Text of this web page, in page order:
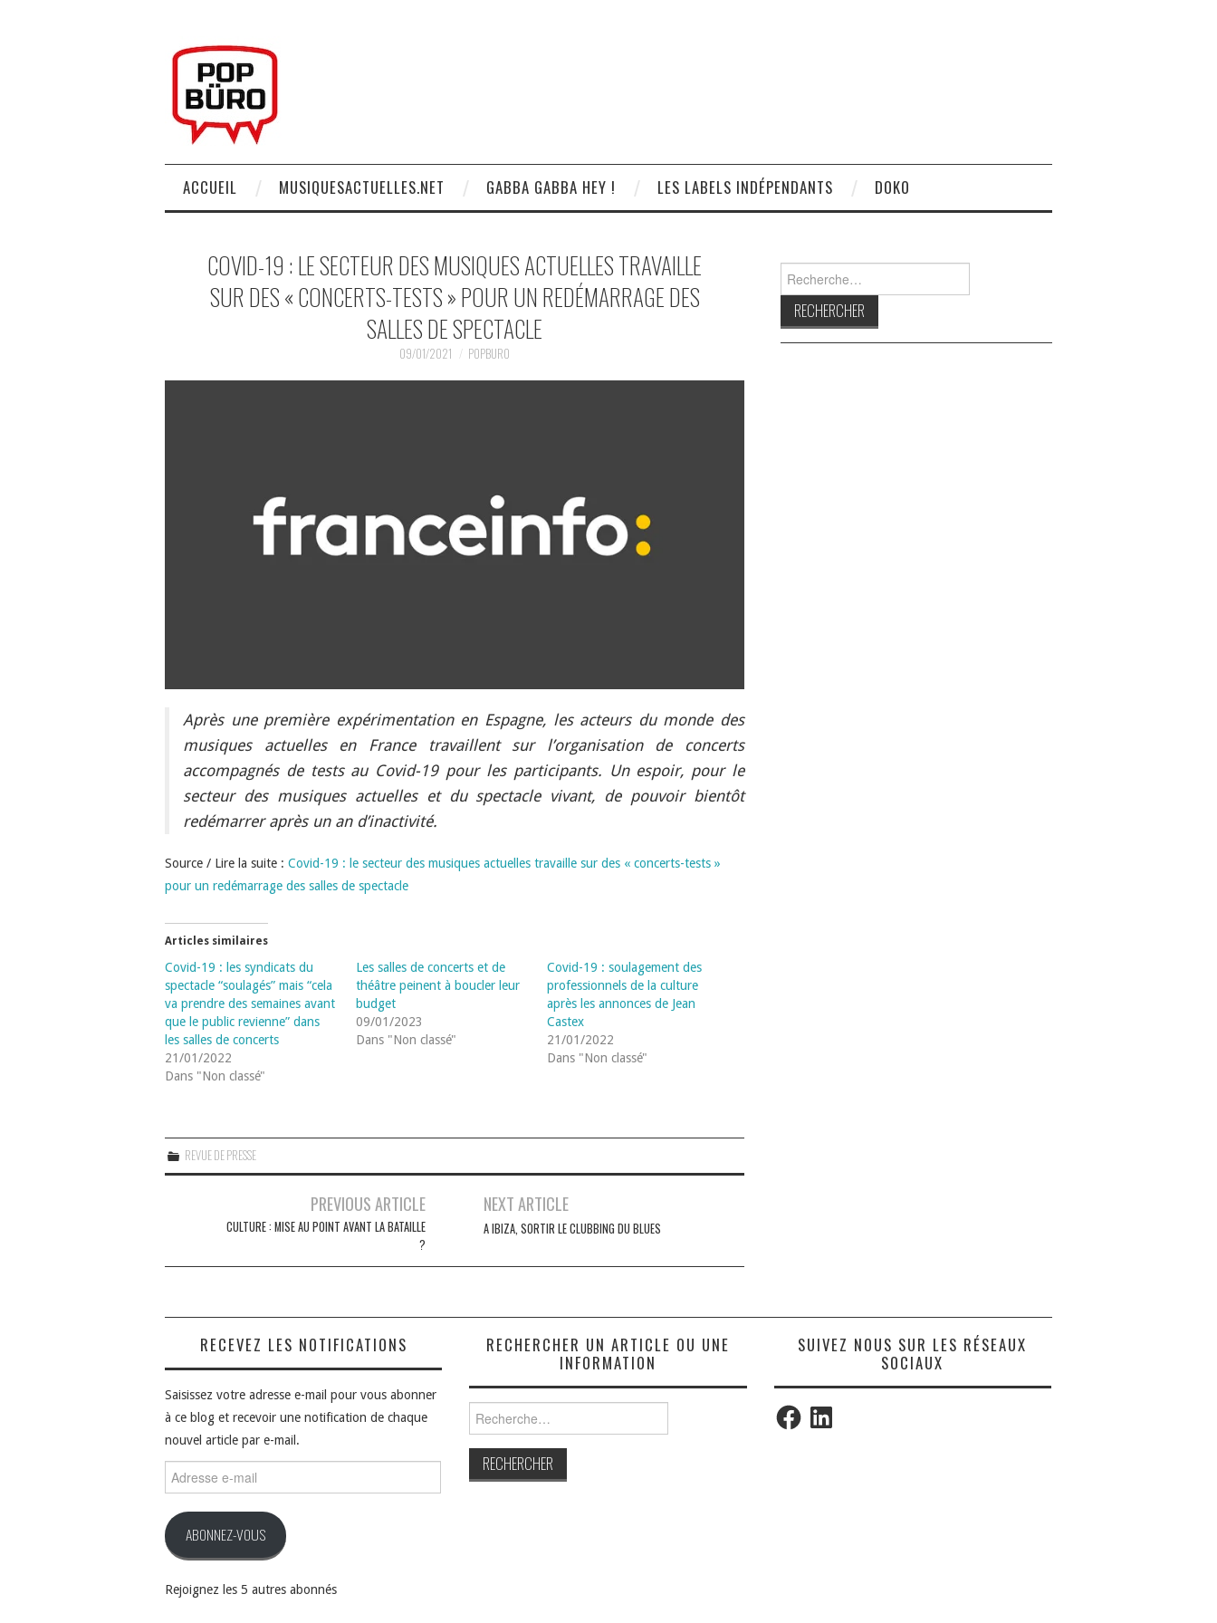
ACCUEIL MUSIQUESACTUELLES.NET GABBA GABBA HEY ! LES LABELS INDÉPENDANTS DOKO
COVID-19 : LE SECTEUR DES MUSIQUES ACTUELLES TRAVAILLE
SUR DES « CONCERTS-TESTS » POUR UN REDÉMARRAGE DES
SALLES DE SPECTACLE
09/01/2021 POPBURO
Après une première expérimentation en Espagne, les acteurs du monde des
musiques actuelles en France travaillent sur l’organisation de concerts
accompagnés de tests au Covid-19 pour les participants. Un espoir, pour le
secteur des musiques actuelles et du spectacle vivant, de pouvoir bientôt
redémarrer après un an d’inactivité.
Source / Lire la suite : Covid-19 : le secteur des musiques actuelles travaille sur des « concerts-tests »
pour un redémarrage des salles de spectacle
Articles similaires
Covid-19 : les syndicats du
spectacle “soulagés” mais “cela
va prendre des semaines avant
que le public revienne” dans
les salles de concerts
21/01/2022
Dans "Non classé"
Les salles de concerts et de
théâtre peinent à boucler leur
budget
09/01/2023
Dans "Non classé"
Covid-19 : soulagement des
professionnels de la culture
après les annonces de Jean
Castex
21/01/2022
Dans "Non classé"
REVUE DE PRESSE
PREVIOUS ARTICLE
CULTURE : MISE AU POINT AVANT LA BATAILLE
?
NEXT ARTICLE
A IBIZA, SORTIR LE CLUBBING DU BLUES
RECEVEZ LES NOTIFICATIONS
Saisissez votre adresse e-mail pour vous abonner
à ce blog et recevoir une notification de chaque
nouvel article par e-mail.
e-
ABONNEZ-VOUS
Rejoignez les 5 autres abonnés
RECHERCHER UN ARTICLE OU UNE
INFORMATION
SUIVEZ NOUS SUR LES RÉSEAUX
SOCIAUX
FacebookLinkedIn